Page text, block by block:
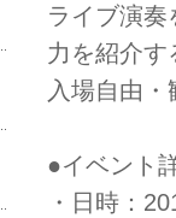
ライブ演
力を紹介す
入場自由
●イベント
・日時：